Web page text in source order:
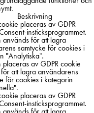
Beskrivning
placeras av GDPR
insticksprogrammet.
används för att lagra
samtycke för cookies i
"Analytiska".
placeras av GDPR cookie
att lagra användarens
för cookies i kategorin
placeras av GDPR
insticksprogrammet.